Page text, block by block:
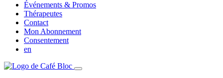
Événements & Promos
Thérapeutes
Contact
Mon Abonnement
Consentement
en